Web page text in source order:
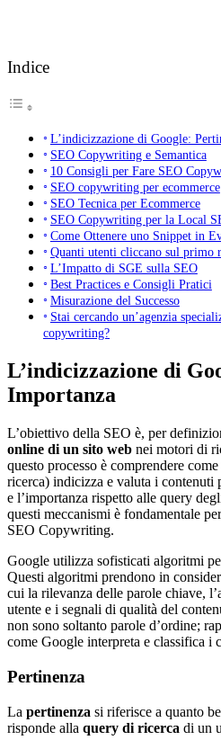
Indice
L’indicizzazione di Google:
SEO Copywriting e Semantica
10 Consigli per Fare SEO
SEO copywriting per ecommerce
SEO Tecnica per Ecommerce
SEO Copywriting per la Local
Come Ottenere uno Snippet in
Quanti utenti cliccano sul primo
L’Impatto di SGE sulla SEO
Best Practices e Consigli Pratici
Misurazione del Successo
Stai cercando un’agenzia
copywriting?
L’indicizzazione di
Importanza
L’obiettivo della SEO è, per
online di un sito web nei motori di
questo processo è comprendere
ricerca) indicizza e valuta i contenuti
e l’importanza rispetto alle query
questi meccanismi è fondamentale
SEO Copywriting.
Google utilizza sofisticati algoritmi
Questi algoritmi prendono in
cui la rilevanza delle parole chiave,
utente e i segnali di qualità del
non sono soltanto parole d’ordine;
come Google interpreta e classifica i
Pertinenza
La pertinenza si riferisce a quanto
risponde alla query di ricerca di un